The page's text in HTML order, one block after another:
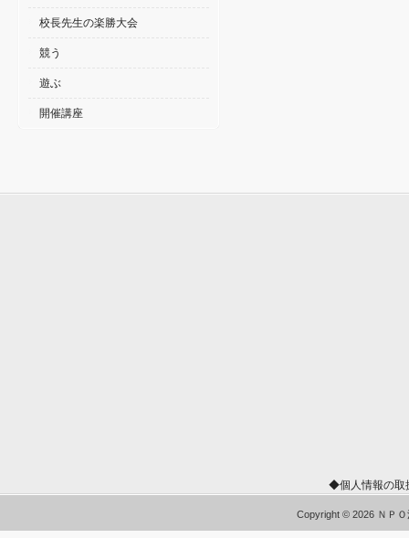
校長先生の楽勝大会
競う
遊ぶ
開催講座
◆個人情報の
Copyright © 2026 ＮＰ